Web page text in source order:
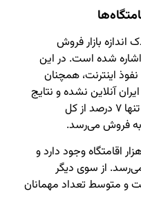
بازار فروش
اشاره شده است. در این
اینترنت، همچنان
آنلاین نشده و نتایج
تحقیقات بازار جاباما نشان می‌دهد تنها ۷ درصد از کل
به فروش می‌رسد.
گزارش جاباما در ایران ۱۰۰ هزار اقامتگاه وجود دارد و
میزبان می‌رسد. از سوی دیگر
اجاره ۱.۷ روز است و متوسط تعداد مهمانان